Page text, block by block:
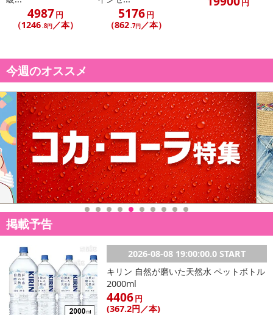
4987円
（1246.8円／本）
5176円
（862.7円 ／本）
円
今週のオススメ
掲載予告
2026-08-08 19:00:00.0 START
キリン 自然が磨いた天然水 ペットボトル
2000ml
4406円
(367.2円 ／本)